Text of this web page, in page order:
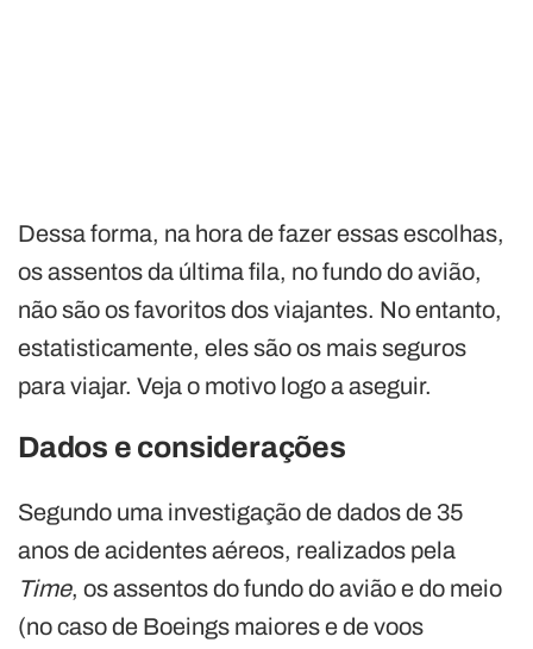
Dessa forma, na hora de fazer essas escolhas,
os assentos da última fila, no fundo do avião,
não são os favoritos dos viajantes. No entanto,
estatisticamente, eles são os mais seguros
para viajar. Veja o motivo logo a aseguir.
Dados e considerações
Segundo uma investigação de dados de 35
anos de acidentes aéreos, realizados pela
Time, os assentos do fundo do avião e do meio
(no caso de Boeings maiores e de voos